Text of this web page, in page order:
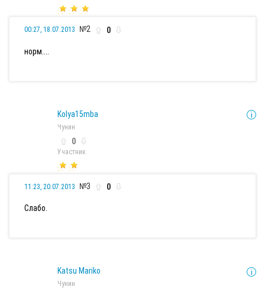
00:27, 18.07.2013 №2 0
норм....
Kolya15mba
Чунин
0
Участник
11:23, 20.07.2013 №3 0
Слабо.
Katsu Mariko
Чунин